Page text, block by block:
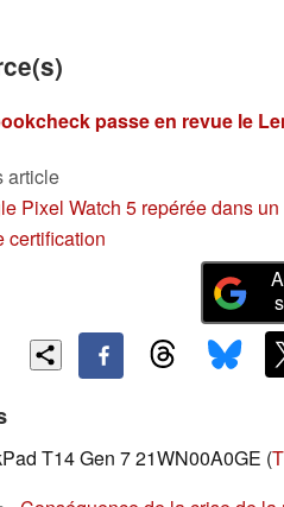
passe en revue le
article
Pixel Watch 5 repérée dans un
certification
T14 Gen 7 21WN00A0GE (